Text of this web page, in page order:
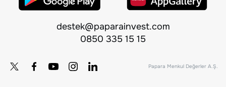
destek@paparainvest.com
0850 335 15 15
Papara Menkul Değerler A.Ş.